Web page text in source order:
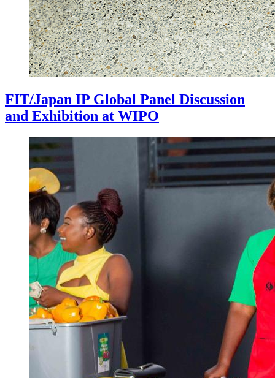
FIT/Japan IP Global Panel Discussion
and Exhibition at WIPO